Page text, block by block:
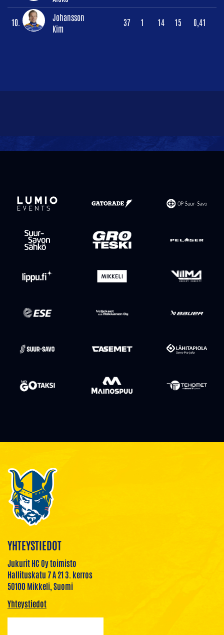
10.
Johansson
Kim
37 1 14 15 0,41
YHTEYSTIEDOT
Jukurit HC Oy toimisto
Hallituskatu 7 A 21 3. kerros
50100 Mikkeli, Suomi
Yhteystiedot